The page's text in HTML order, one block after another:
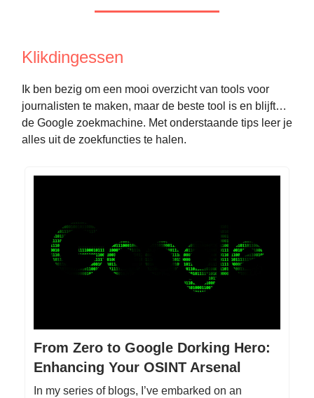
Klikdingessen
Ik ben bezig om een mooi overzicht van tools voor
journalisten te maken, maar de beste tool is en blijft…
de Google zoekmachine. Met onderstaande tips leer je
alles uit de zoekfuncties te halen.
From Zero to Google Dorking Hero:
Enhancing Your OSINT Arsenal
In my series of blogs, I’ve embarked on an